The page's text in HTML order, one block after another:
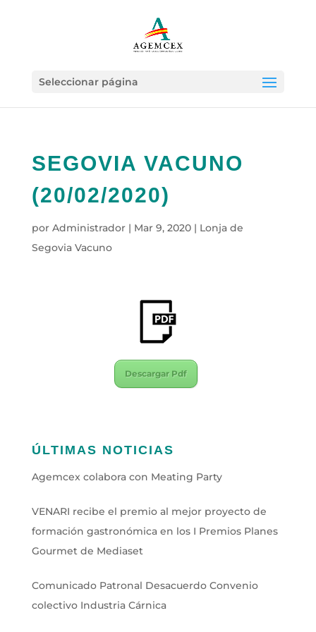
Seleccionar página
SEGOVIA VACUNO
(20/02/2020)
por Administrador| Mar 9, 2020| Lonja de
Segovia Vacuno
Descargar Pdf
ÚLTIMAS NOTICIAS
Agemcex colabora con Meating Party
VENARI recibe el premio al mejor proyecto de
formación gastronómica en los I Premios Planes
Gourmet de Mediaset
Comunicado Patronal Desacuerdo Convenio
colectivo Industria Cárnica